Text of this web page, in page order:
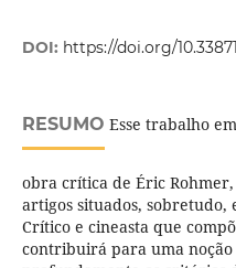
DOI: https://doi.org/
RESUMO Esse trabalho
obra crí­tica de Éric
artigos situados, sobretudo,
Crí­tico e cineasta que
contribuirá para uma